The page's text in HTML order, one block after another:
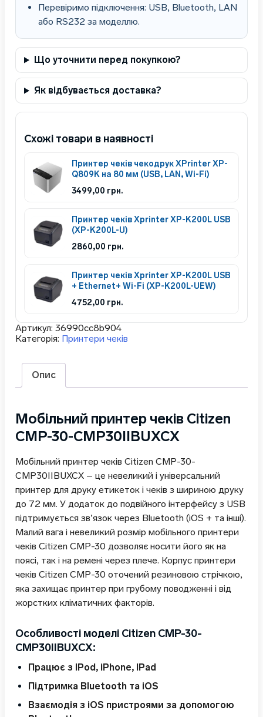
Перевіримо підключення: USB, Bluetooth, LAN
або RS232 за моделлю.
Що уточнити перед покупкою?
Як відбувається доставка?
Схожі товари в наявності
Принтер чеків чекодрук XPrinter XP-
Q809K на 80 мм (USB, LAN, Wi-Fi)
3499,00 грн.
Принтер чеків Xprinter XP-K200L USB
(XP-K200L-U)
2860,00 грн.
Принтер чеків Xprinter XP-K200L USB
+ Ethernet+ Wi-Fi (XP-K200L-UEW)
4752,00 грн.
Артикул: 36990cc8b904
Категорія: Принтери чеків
Опис
Мобільний принтер чеків Citizen
CMP-30-CMP30IIBUXCX
Мобільний принтер чеків Citizen CMP-30-
CMP30IIBUXCX – це невеликий і універсальний
принтер для друку етикеток і чеків з шириною друку
до 72 мм. У додаток до подвійного інтерфейсу з USB
підтримується зв’язок через Bluetooth (iOS + та інші).
Малий вага і невеликий розмір мобільного принтери
чеків Citizen CMP-30 дозволяє носити його як на
поясі, так і на ремені через плече. Корпус принтери
чеків Citizen CMP-30 оточений резиновою стрічкою,
яка захищає принтер при грубому поводженні і від
жорстких кліматичних факторів.
Особливості моделі Citizen CMP-30-
CMP30IIBUXCX:
Працює з IPod, iPhone, IPad
Підтримка Bluetooth та iOS
Взаємодія з iOS пристроями за допомогою